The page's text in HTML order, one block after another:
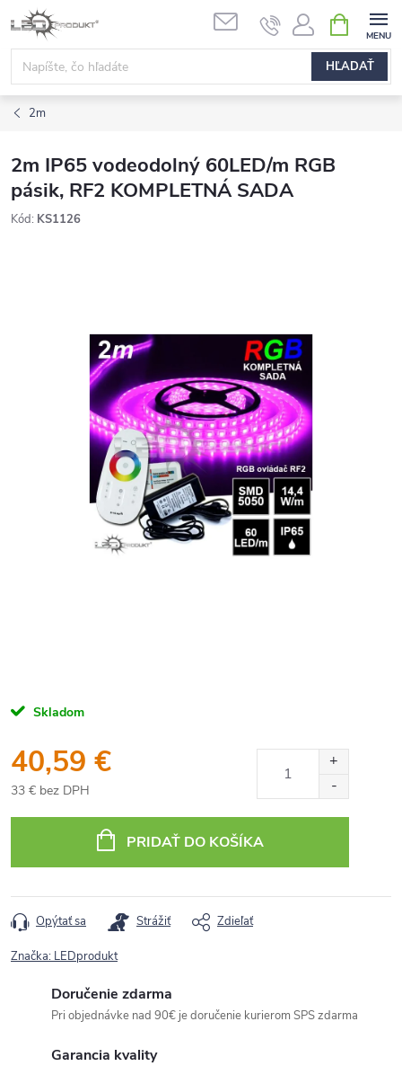
Prejsť
na
obsah
HĽADAŤ
KOŠÍK
2m
2m IP65 vodeodolný 60LED/m RGB
pásik, RF2 KOMPLETNÁ SADA
Kód: KS1126
Skladom
40,59 €
33 € bez DPH
cena:
PRIDAŤ DO KOŠÍKA
Opýtať sa Strážiť Zdieľať
Značka: LEDprodukt
Doručenie zdarma
Pri objednávke nad 90€ je doručenie kurierom SPS zdarma
Garancia kvality